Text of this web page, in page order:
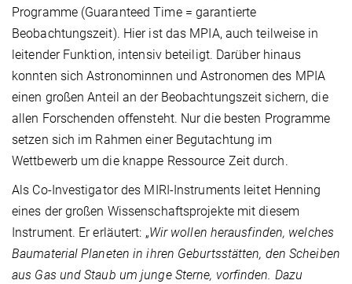
Programme (Guaranteed Time = garantierte
Beobachtungszeit). Hier ist das MPIA, auch teilweise in
leitender Funktion, intensiv beteiligt. Darüber hinaus
konnten sich Astronominnen und Astronomen des MPIA
einen großen Anteil an der Beobachtungszeit sichern, die
allen Forschenden offensteht. Nur die besten Programme
setzen sich im Rahmen einer Begutachtung im
Wettbewerb um die knappe Ressource Zeit durch.
Als Co-Investigator des MIRI-Instruments leitet Henning
eines der großen Wissenschaftsprojekte mit diesem
Instrument. Er erläutert: „Wir wollen herausfinden, welches
Baumaterial Planeten in ihren Geburtsstätten, den Scheiben
aus Gas und Staub um junge Sterne, vorfinden. Dazu